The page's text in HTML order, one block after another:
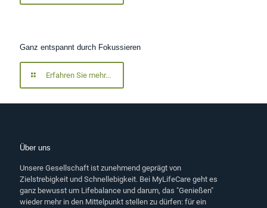
Ganz entspannt durch Fokussieren
Erfahren Sie mehr...
Über uns
Unsere Gesellschaft ist zunehmend geprägt von
Zielstrebigkeit und Schnellebigkeit. Bei MyLifeCare geht es
ganz bewusst um Lifebalance und darum, das "Genießen"
wieder mehr in den Mittelpunkt stellen zu dürfen: für ein